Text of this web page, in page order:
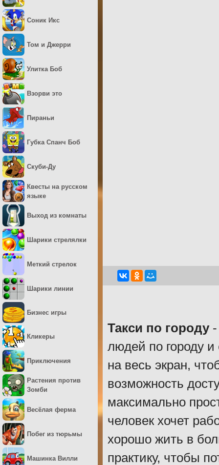
Такси по городу-
людей по городу
на весь экран,
возможность
максимально
человек хочет
хорошо жить в
практику, чтобы
Соник Икс
Том и Джерри
Улитка Боб
Взорви это
Пираньи
Губка Спанч Боб
Скуби-Ду
Квесты на русском
языке
Выход из комнаты
Шарики стрелялки
Меткий стрелок
Шарики линии
Бизнес игры
Кликеры
Приключения
Растения против
Зомби
Весёлая ферма
Побег из тюрьмы
Машинка Вилли